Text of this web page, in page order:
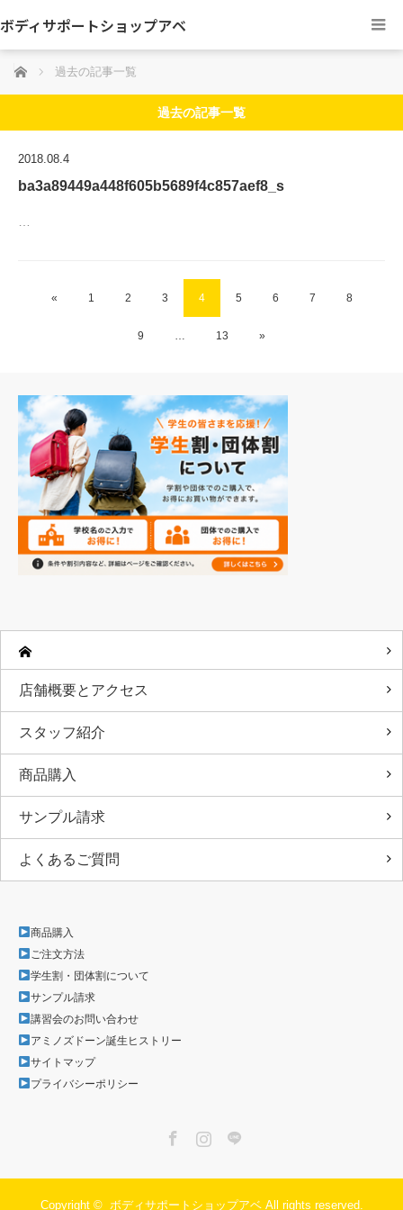
ボディサポートショップアベ
ホーム 過去の記事一覧
過去の記事一覧
2018.08.4
ba3a89449a448f605b5689f4c857aef8_s
« 1 2 3 4 5 6 7 8
9 … 13 »
店舗概要とアクセス
スタッフ紹介
商品購入
サンプル請求
よくあるご質問
商品購入
ご注文方法
学生割・団体割について
サンプル請求
講習会のお問い合わせ
アミノズドーン誕生ヒストリー
サイトマップ
プライバシーポリシー
Copyright © ボディサポートショップアベAll rights reserved.